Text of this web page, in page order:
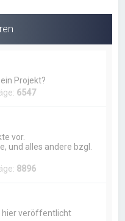
Projekt?
6547
vor.
und alles andere bzgl.
8896
hier veröffentlicht